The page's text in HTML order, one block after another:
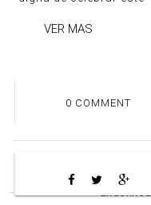
VER MAS
0 COMMENT